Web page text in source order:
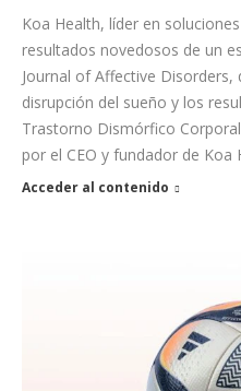
Koa Health, líder en
resultados novedosos de un
Journal of Affective
disrupción del sueño y los
Trastorno Dismórfico
por el CEO y fundador de Koa
Acceder al contenido